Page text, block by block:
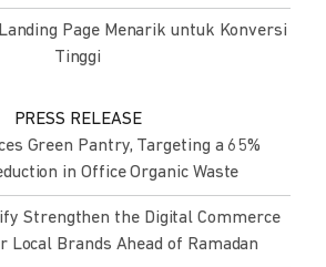
Page Menarik untuk Konversi
Tinggi
PRESS RELEASE
Green Pantry, Targeting a 65%
in Office Organic Waste
Strengthen the Digital Commerce
Local Brands Ahead of Ramadan